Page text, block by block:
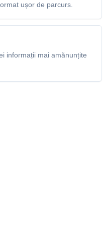
ușor de parcurs.
informații mai amănunțite